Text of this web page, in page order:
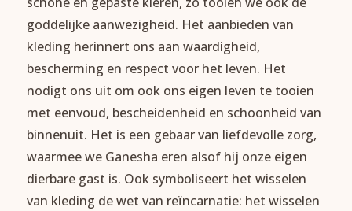
goddelijke aanwezigheid. Het aanbieden van
kleding herinnert ons aan waardigheid,
bescherming en respect voor het leven. Het
nodigt ons uit om ook ons eigen leven te tooien
met eenvoud, bescheidenheid en schoonheid van
binnenuit. Het is een gebaar van liefdevolle zorg,
waarmee we Ganesha eren alsof hij onze eigen
dierbare gast is. Ook symboliseert het wisselen
van kleding de wet van reïncarnatie: het wisselen